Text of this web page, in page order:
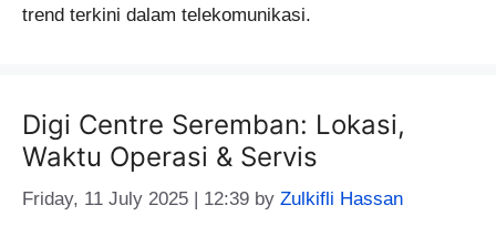
trend terkini dalam telekomunikasi.
Digi Centre Seremban: Lokasi,
Waktu Operasi & Servis
Friday, 11 July 2025 | 12:39 by Zulkifli Hassan